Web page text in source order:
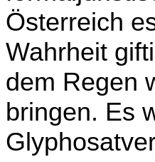
Öster­reich
Wahrheit
dem Regen
bringen. Es